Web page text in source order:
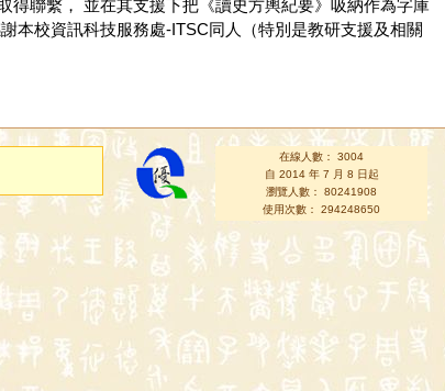
得聯繫， 並在其支援下把《讀史方輿紀要》吸納作為字庫
本校資訊科技服務處-ITSC同人（特別是教研支援及相關
在線人數： 3004
自 2014 年 7 月 8 日起
瀏覽人數： 80241908
使用次數： 294248650